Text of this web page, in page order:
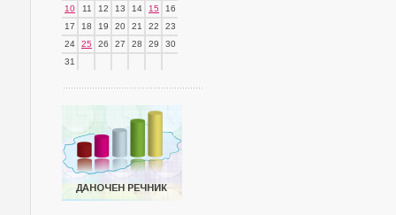
10
11 12 13 14 15
16
17
18 19 20 21 22
23
24
25 26 27 28 29
30
31